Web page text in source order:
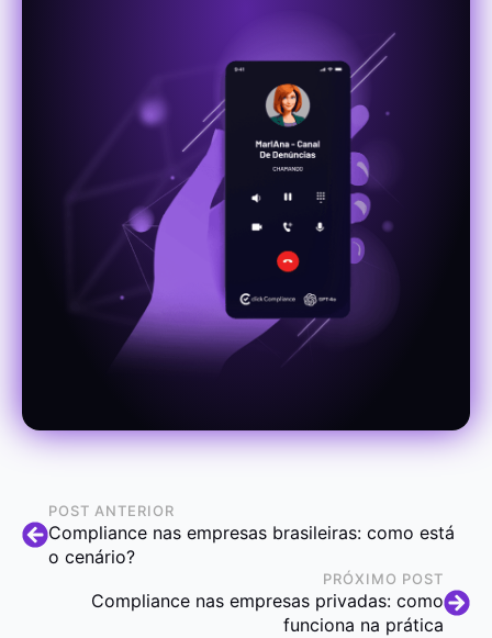
POST ANTERIOR
Compliance nas empresas brasileiras: como está
o cenário?
PRÓXIMO POST
Compliance nas empresas privadas: como
funciona na prática